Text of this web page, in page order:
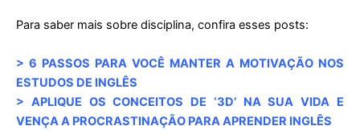
Para saber mais sobre disciplina, confira esses posts:
> 6 PASSOS PARA VOCÊ MANTER A MOTIVAÇÃO NOS
ESTUDOS DE INGLÊS
> APLIQUE OS CONCEITOS DE ‘3D’ NA SUA VIDA E
VENÇA A PROCRASTINAÇÃO PARA APRENDER INGLÊS